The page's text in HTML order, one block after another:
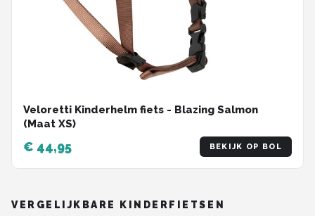
Veloretti Kinderhelm fiets - Blazing Salmon
(Maat XS)
€ 44,95 BEKIJK OP BOL
VERGELIJKBARE KINDERFIETSEN